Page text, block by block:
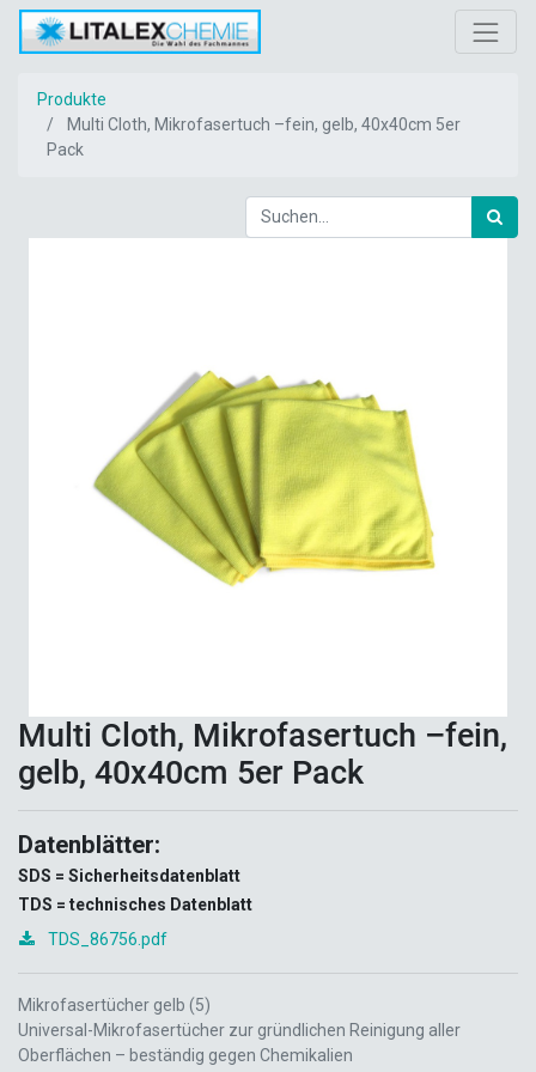
Produkte
Multi Cloth, Mikrofasertuch –fein, gelb, 40x40cm 5er
Pack
Multi Cloth, Mikrofasertuch –fein,
gelb, 40x40cm 5er Pack
Datenblätter:
SDS = Sicherheitsdatenblatt
TDS = technisches Datenblatt
TDS_86756.pdf
Mikrofasertücher gelb (5)
Universal-Mikrofasertücher zur gründlichen Reinigung aller
Oberflächen – beständig gegen Chemikalien